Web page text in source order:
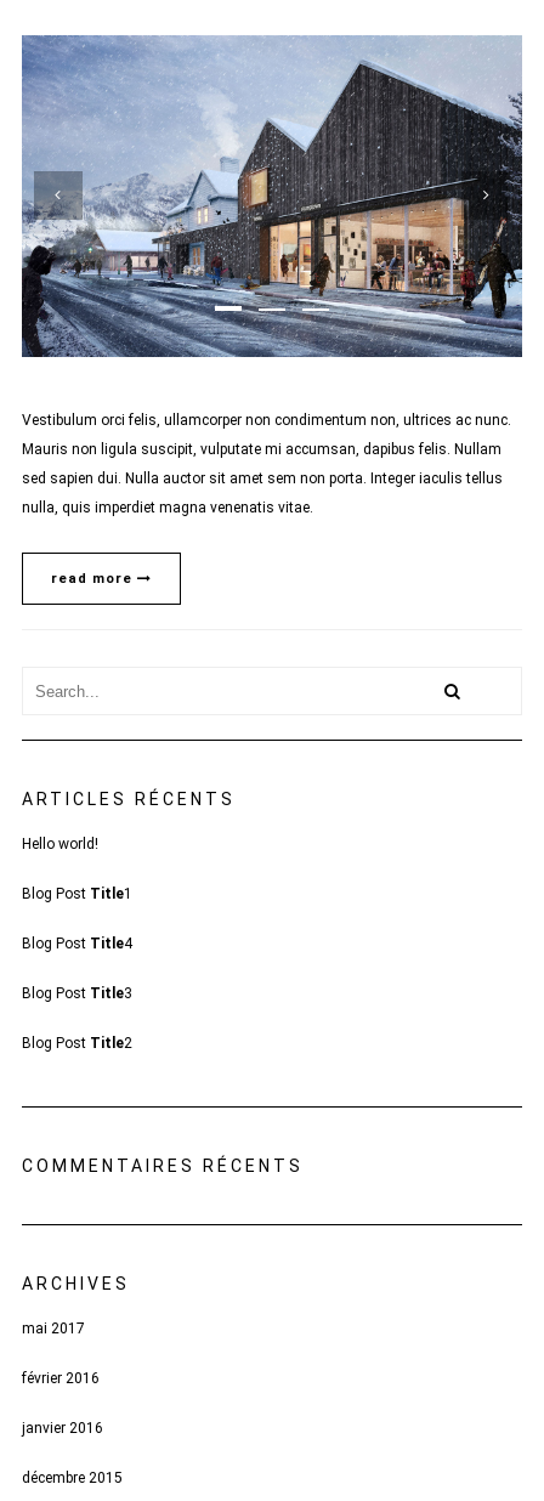
Vestibulum orci felis, ullamcorper non condimentum non, ultrices ac nunc.
Mauris non ligula suscipit, vulputate mi accumsan, dapibus felis. Nullam
sed sapien dui. Nulla auctor sit amet sem non porta. Integer iaculis tellus
nulla, quis imperdiet magna venenatis vitae.
read more
ARTICLES RÉCENTS
Hello world!
Blog Post Title1
Blog Post Title4
Blog Post Title3
Blog Post Title2
COMMENTAIRES RÉCENTS
ARCHIVES
mai 2017
février 2016
janvier 2016
décembre 2015